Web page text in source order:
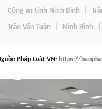
Công an tỉnh Ninh Bình
Trần Văn Tuân Ninh Bình
Pháp Luật VN: https://